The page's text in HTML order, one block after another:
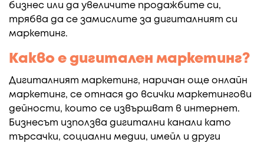
бизнес или да увеличите продажбите си,
трябва да се замислите за дигиталният си
маркетинг.
Какво е дигитален маркетинг?
Дигиталният маркетинг, наричан още онлайн
маркетинг, се отнася до всички маркетингови
дейности, които се извършват в интернет.
Бизнесът използва дигитални канали като
търсачки, социални медии, имейл и други